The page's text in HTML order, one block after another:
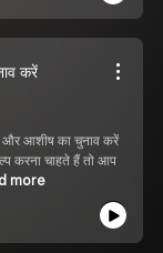
करें
आशीष का चुनाव करें
करना चाहते हैं तो आप
more